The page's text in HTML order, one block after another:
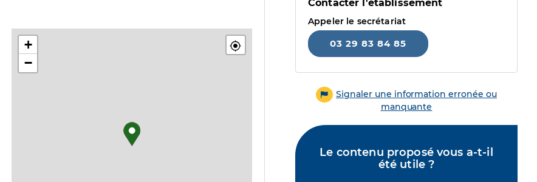
+
−
Contacter l'établissement
Appeler le secrétariat
03 29 83 84 85
Signaler une information erronée ou
manquante
Le contenu proposé vous a-t-il
été utile ?